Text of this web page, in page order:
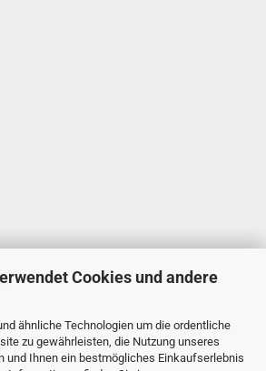
Cookies und andere
ähnliche Technologien um die ordentliche
zu gewährleisten, die Nutzung unseres
und Ihnen ein bestmögliches Einkaufserlebnis